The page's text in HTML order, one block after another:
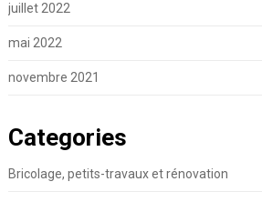
juillet 2022
mai 2022
novembre 2021
Categories
Bricolage, petits-travaux et rénovation